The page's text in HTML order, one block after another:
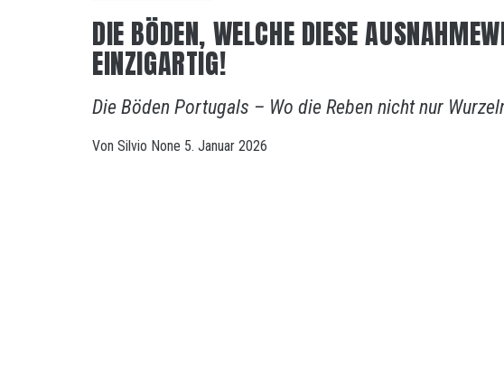
DIE BÖDEN, WELCHE DIESE
EINZIGARTIG!
Die Böden Portugals – Wo die Reben nicht nur
Von Silvio None 5. Januar 2026